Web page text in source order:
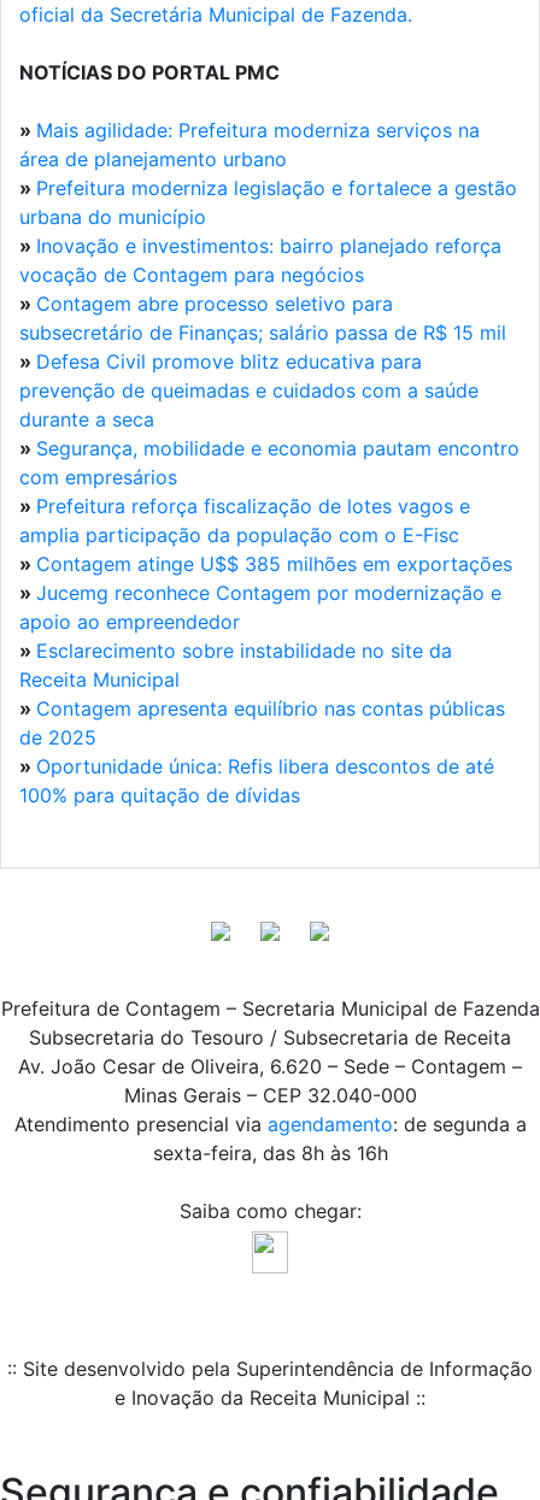
oficial da Secretária Municipal de Fazenda.
NOTÍCIAS DO PORTAL PMC
» Mais agilidade: Prefeitura moderniza serviços na
área de planejamento urbano
» Prefeitura moderniza legislação e fortalece a gestão
urbana do município
» Inovação e investimentos: bairro planejado reforça
vocação de Contagem para negócios
» Contagem abre processo seletivo para
subsecretário de Finanças; salário passa de R$ 15 mil
» Defesa Civil promove blitz educativa para
prevenção de queimadas e cuidados com a saúde
durante a seca
» Segurança, mobilidade e economia pautam encontro
com empresários
» Prefeitura reforça fiscalização de lotes vagos e
amplia participação da população com o E-Fisc
» Contagem atinge U$$ 385 milhões em exportações
» Jucemg reconhece Contagem por modernização e
apoio ao empreendedor
» Esclarecimento sobre instabilidade no site da
Receita Municipal
» Contagem apresenta equilíbrio nas contas públicas
de 2025
» Oportunidade única: Refis libera descontos de até
100% para quitação de dívidas
Prefeitura de Contagem – Secretaria Municipal de Fazenda
Subsecretaria do Tesouro / Subsecretaria de Receita
Av. João Cesar de Oliveira, 6.620 – Sede – Contagem –
Minas Gerais – CEP 32.040-000
Atendimento presencial via agendamento: de segunda a
sexta-feira, das 8h às 16h
Saiba como chegar:
:: Site desenvolvido pela Superintendência de Informação
e Inovação da Receita Municipal ::